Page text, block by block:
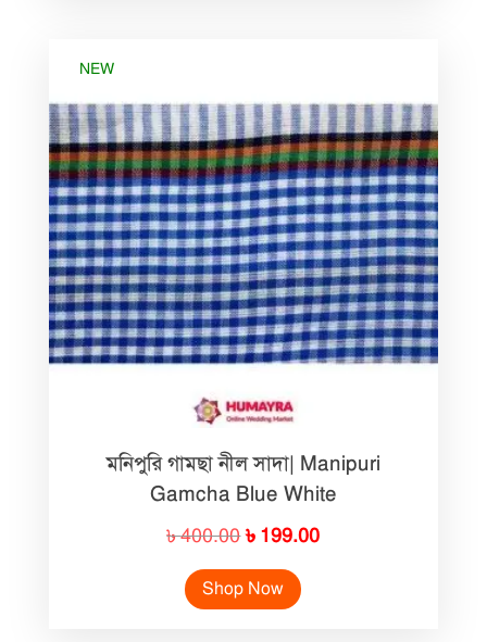
NEW
মনিপুরি গামছা নীল সাদা| Manipuri
Gamcha Blue White
৳400.00Original
price
was:
৳ 199.00Current
Shop Now